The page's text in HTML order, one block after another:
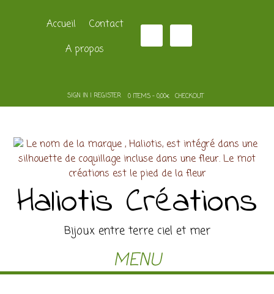
Accueil
Contact
A propos
SIGN IN | REGISTER 0 ITEMS - 0,00€ CHECKOUT
Haliotis Créations
Bijoux entre terre ciel et mer
MENU